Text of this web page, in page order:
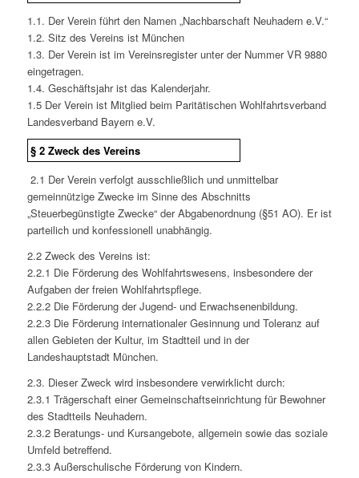
1.1. Der Verein führt den Namen „Nachbarschaft Neuhadern e.V.“
1.2. Sitz des Vereins ist München
1.3. Der Verein ist im Vereinsregister unter der Nummer VR 9880
eingetragen.
1.4. Geschäftsjahr ist das Kalenderjahr.
1.5 Der Verein ist Mitglied beim Paritätischen Wohlfahrtsverband
Landesverband Bayern e.V.
§ 2 Zweck des Vereins
2.1 Der Verein verfolgt ausschließlich und unmittelbar
gemeinnützige Zwecke im Sinne des Abschnitts
„Steuerbegünstigte Zwecke“ der Abgabenordnung (§51 AO). Er ist
parteilich und konfessionell unabhängig.
2.2 Zweck des Vereins ist:
2.2.1 Die Förderung des Wohlfahrtswesens, insbesondere der
Aufgaben der freien Wohlfahrtspflege.
2.2.2 Die Förderung der Jugend- und Erwachsenenbildung.
2.2.3 Die Förderung internationaler Gesinnung und Toleranz auf
allen Gebieten der Kultur, im Stadtteil und in der
Landeshauptstadt München.
2.3. Dieser Zweck wird insbesondere verwirklicht durch:
2.3.1 Trägerschaft einer Gemeinschaftseinrichtung für Bewohner
des Stadtteils Neuhadern.
2.3.2 Beratungs- und Kursangebote, allgemein sowie das soziale
Umfeld betreffend.
2.3.3 Außerschulische Förderung von Kindern.